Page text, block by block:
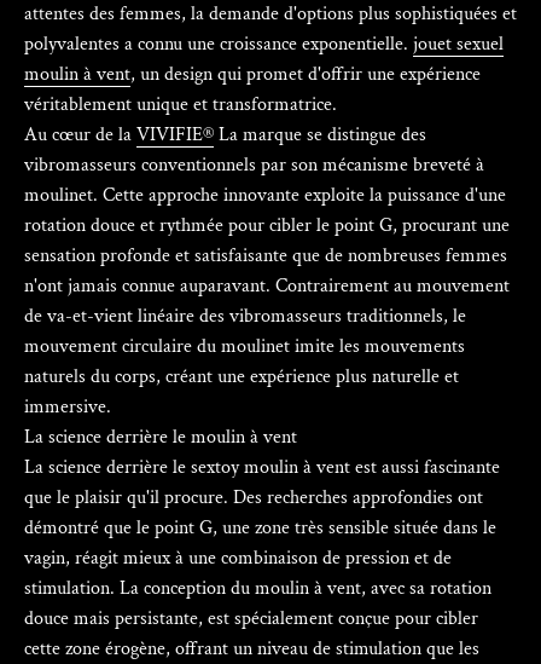
attentes des femmes, la demande d'options plus sophistiquées et
polyvalentes a connu une croissance exponentielle. jouet sexuel
moulin à vent, un design qui promet d'offrir une expérience
véritablement unique et transformatrice.
Au cœur de laVIVIFIE®La marque se distingue des
vibromasseurs conventionnels par son mécanisme breveté à
moulinet. Cette approche innovante exploite la puissance d'une
rotation douce et rythmée pour cibler le point G, procurant une
sensation profonde et satisfaisante que de nombreuses femmes
n'ont jamais connue auparavant. Contrairement au mouvement
de va-et-vient linéaire des vibromasseurs traditionnels, le
mouvement circulaire du moulinet imite les mouvements
naturels du corps, créant une expérience plus naturelle et
immersive.
La science derrière le moulin à vent
La science derrière le sextoy moulin à vent est aussi fascinante
que le plaisir qu'il procure. Des recherches approfondies ont
démontré que le point G, une zone très sensible située dans le
vagin, réagit mieux à une combinaison de pression et de
stimulation. La conception du moulin à vent, avec sa rotation
douce mais persistante, est spécialement conçue pour cibler
cette zone érogène, offrant un niveau de stimulation que les